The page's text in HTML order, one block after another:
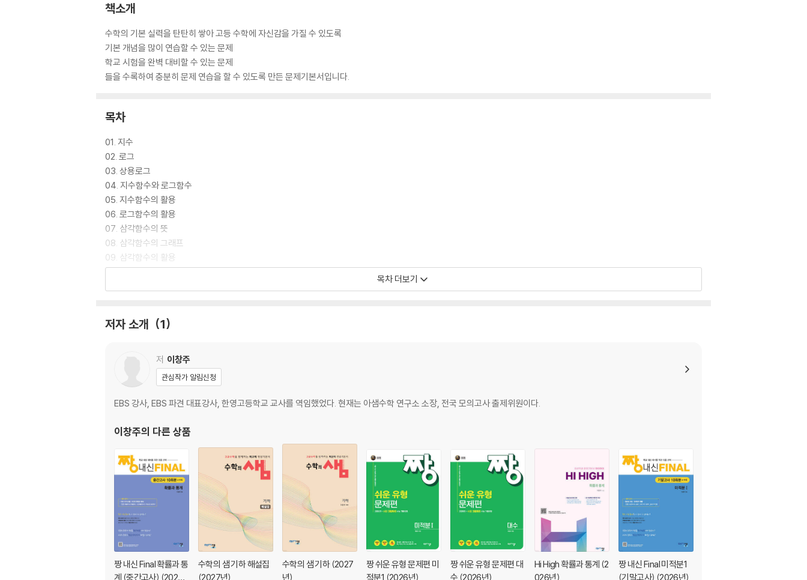
책소개
수학의 기본 실력을 탄탄히 쌓아 고등 수학에 자신감을 가질 수 있도록
기본 개념을 많이 연습할 수 있는 문제
학교 시험을 완벽 대비할 수 있는 문제
들을 수록하여 충분히 문제 연습을 할 수 있도록 만든 문제기본서입니다.
목차
01. 지수
02. 로그
03. 상용로그
04. 지수함수와 로그함수
05. 지수함수의 활용
06. 로그함수의 활용
07. 삼각함수의 뜻
08. 삼각함수의 그래프
09. 삼각함수의 활용
10. 등차수열
목차 더보기
저자 소개 1
저 이창주
관심작가 알림신청
EBS 강사, EBS 파견 대표강사, 한영고등학교 교사를 역임했었다. 현재는 아샘수학 연구소 소장, 전국 모의고사 출제위원이다.
이창주의 다른 상품
짱 내신 Final 확률과 통
계 (중간고사) (2026
수학의 샘 기하 해설집
(2027년)
수학의 샘 기하 (2027
년)
짱 쉬운 유형 문제편 미
적분1 (2026년)
짱 쉬운 유형 문제편 대
수 (2026년)
Hi High 확률과 통계 (2
026년)
짱 내신 Final 미적분1
(기말고사) (2026년)